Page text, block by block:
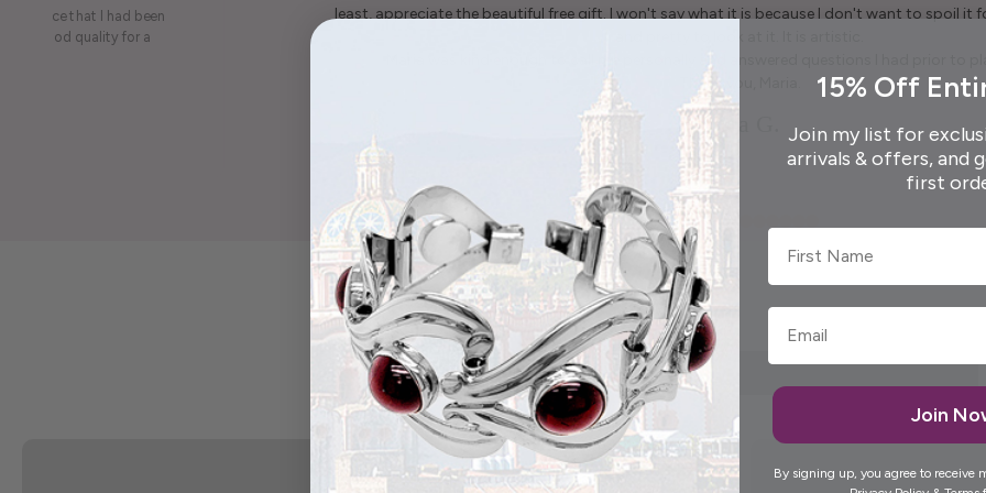
a piece that I had been
is good quality for a
least, appreciate the beautiful free gift. I won't say what it is because I don't want to spoil it
Thank you, Maria.
Elida G.
15% Off
Join my list for
arrivals & offers, and
first
First Name
Join
By signing up, you agree to receive